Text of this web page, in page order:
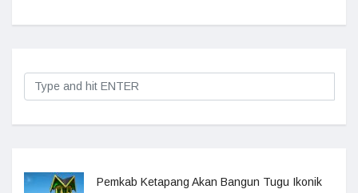
Pemkab Ketapang Akan Bangun Tugu Ikonik